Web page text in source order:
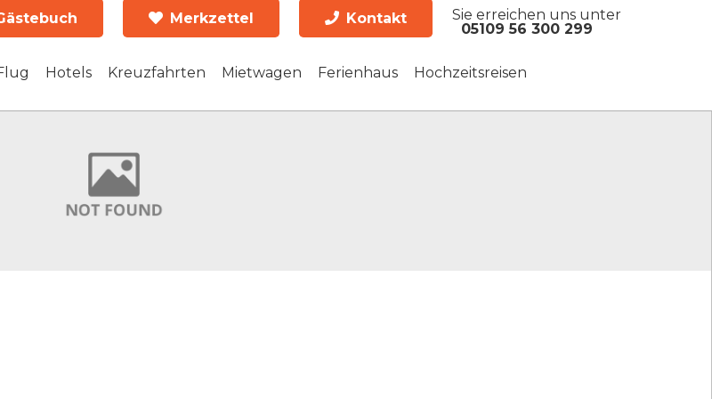
Merkzettel Kontakt Sie erreichen uns unter
05109 56 300 299
Hotels Kreuzfahrten Mietwagen Ferienhaus Hochzeitsreisen